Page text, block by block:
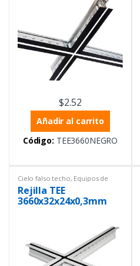
$2.52
Añadir al carrito
Código: TEE3660NEGRO
Cielo falso techo, Equipos de
Materiales de
construcción
Rejilla TEE
3660x32x24x0,3mm